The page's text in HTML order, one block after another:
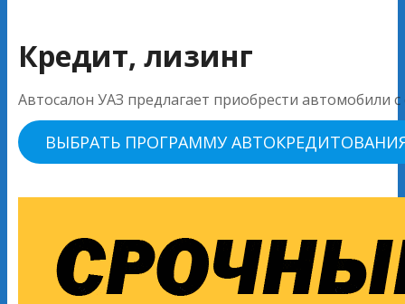
Кредит, лизинг
Автосалон УАЗ предлагает приобрести автомобили
ВЫБРАТЬ ПРОГРАММУ